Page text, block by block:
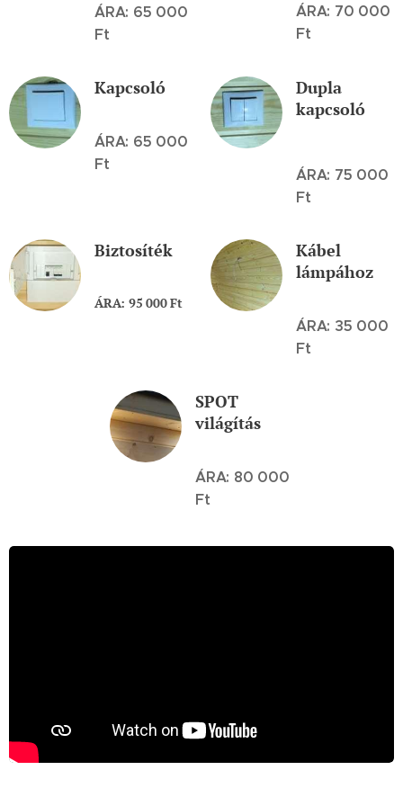
ÁRA: 65 000
Ft
ÁRA: 70 000
Ft
Kapcsoló
ÁRA: 65 000
Ft
Dupla
kapcsoló
ÁRA: 75 000
Ft
Biztosíték
ÁRA: 95 000 Ft
Kábel
lámpához
ÁRA: 35 000
Ft
SPOT
világítás
ÁRA: 80 000
Ft